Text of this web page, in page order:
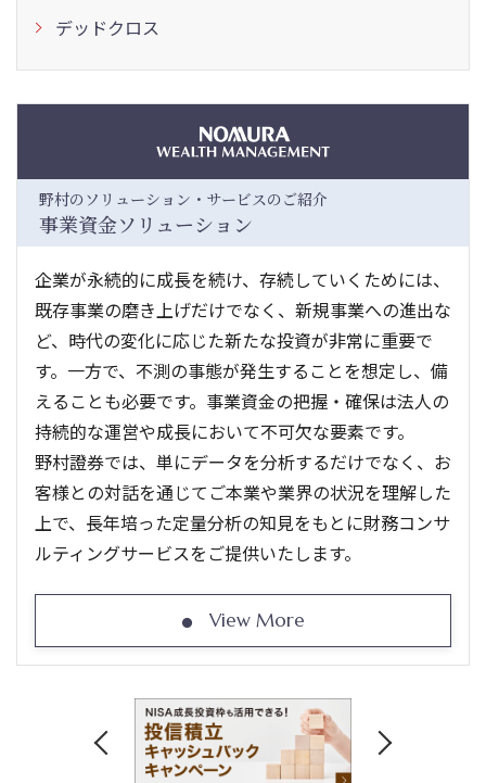
デッドクロス
野村のソリューション・サービスのご紹介
事業資金ソリューション
企業が永続的に成長を続け、存続していくためには、
既存事業の磨き上げだけでなく、新規事業への進出な
ど、時代の変化に応じた新たな投資が非常に重要で
す。一方で、不測の事態が発生することを想定し、備
えることも必要です。事業資金の把握・確保は法人の
持続的な運営や成長において不可欠な要素です。
野村證券では、単にデータを分析するだけでなく、お
客様との対話を通じてご本業や業界の状況を理解した
上で、長年培った定量分析の知見をもとに財務コンサ
ルティングサービスをご提供いたします。
View More